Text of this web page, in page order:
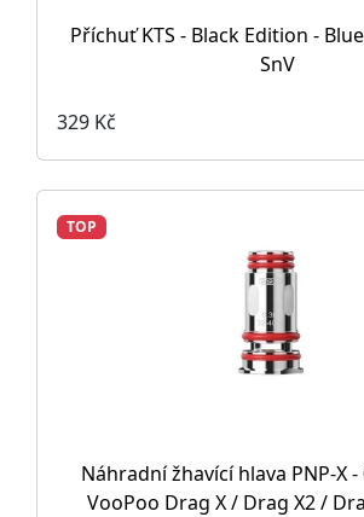
Příchuť KTS - Black Edition -
SnV
329 Kč
TOP
Náhradní žhavící hlava PNP-X
VooPoo Drag X / Drag X2 /